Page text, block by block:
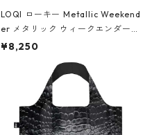
LOQI ローキー Metallic Weekend
er メタリック ウィークエンダー
ボストンバッグ ショルダーバッグ
Black ジャン=ミッシェル・バスキ
ア/クラウン ブラック
¥8,250